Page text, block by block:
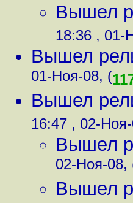
Вышел
18:36 , 01-
Вышел
01-Ноя-08, (
Вышел
16:47 , 02-
Вышел
02-Ноя-08,
Вышел